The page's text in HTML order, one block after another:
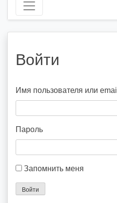
Войти
Имя пользователя или email
Пароль
Запомнить меня
Войти